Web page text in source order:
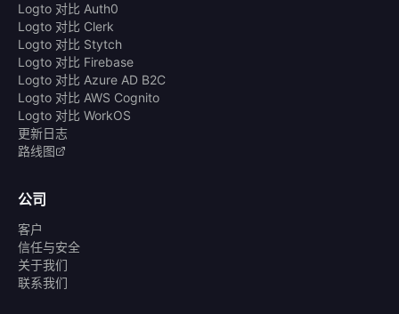
Logto 对比 Auth0
Logto 对比 Clerk
Logto 对比 Stytch
Logto 对比 Firebase
Logto 对比 Azure AD B2C
Logto 对比 AWS Cognito
Logto 对比 WorkOS
更新日志
路线图
公司
客户
信任与安全
关于我们
联系我们